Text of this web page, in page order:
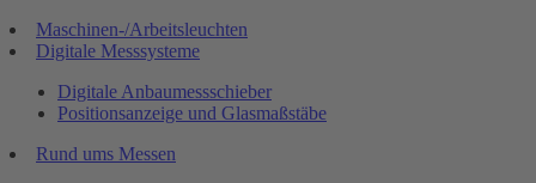
Maschinen-/Arbeitsleuchten
Digitale Messsysteme
Digitale Anbaumessschieber
Positionsanzeige und Glasmaßstäbe
Rund ums Messen